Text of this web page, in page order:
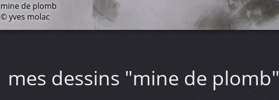
mine de plomb
© yves molac
mes dessins "mine de plomb"